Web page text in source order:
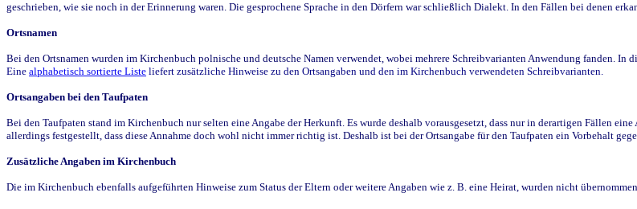
geschrieben, wie sie noch in der Erinnerung waren. Die gesprochene Sprache in den Dörfern war schließlich Dialekt. In den Fällen bei denen
Ortsnamen
Bei den Ortsnamen wurden im Kirchenbuch polnische und deutsche Namen verwendet, wobei mehrere Schreibvarianten Anwendung fanden. In
Eine alphabetisch sortierte Liste liefert zusätzliche Hinweise zu den Ortsangaben und den im Kirchenbuch verwendeten Schreibvarianten.
Ortsangaben bei den Taufpaten
Bei den Taufpaten stand im Kirchenbuch nur selten eine Angabe der Herkunft. Es wurde deshalb vorausgesetzt, dass nur in derartigen Fällen
allerdings festgestellt, dass diese Annahme doch wohl nicht immer richtig ist. Deshalb ist bei der Ortsangabe für den Taufpaten ein Vorbehalt
Zusätzliche Angaben im Kirchenbuch
Die im Kirchenbuch ebenfalls aufgeführten Hinweise zum Status der Eltern oder weitere Angaben wie z. B. eine Heirat, wurden nicht übernommen.